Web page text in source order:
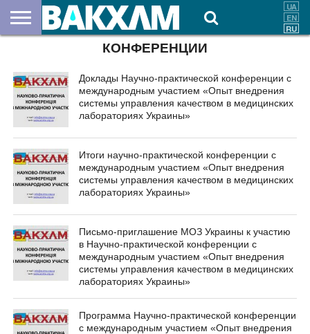
КОНФЕРЕНЦИИ
Доклады Научно-практической конференции с
международным участием «Опыт внедрения
системы управления качеством в медицинских
лабораториях Украины»
Итоги научно-практической конференции с
международным участием «Опыт внедрения
системы управления качеством в медицинских
лабораториях Украины»
Письмо-приглашение МОЗ Украины к участию
в Научно-практической конференции с
международным участием «Опыт внедрения
системы управления качеством в медицинских
лабораториях Украины»
Программа Научно-практической конференции
с международным участием «Опыт внедрения